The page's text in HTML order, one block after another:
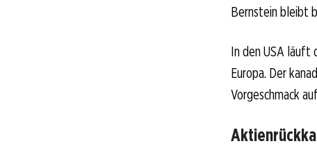
Bernstein bleibt
In den USA läuft
Europa. Der
Vorgeschmack